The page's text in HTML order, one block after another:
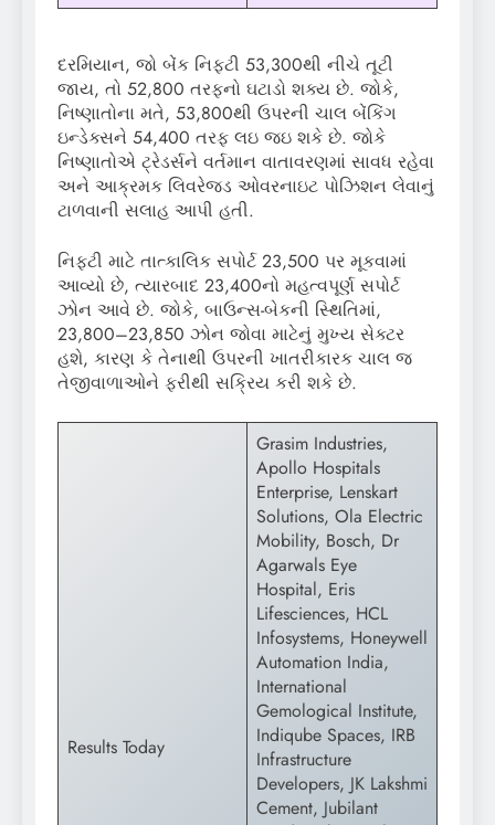
દરમિયાન, જો બેંક નિફ્ટી 53,300થી નીચે તૂટી
જાય, તો 52,800 તરફનો ઘટાડો શક્ય છે. જોકે,
નિષ્ણાતોના મતે, 53,800થી ઉપરની ચાલ બેંકિંગ
ઇન્ડેક્સને 54,400 તરફ લઇ જઇ શકે છે. જોકે
નિષ્ણાતોએ ટ્રેડર્સને વર્તમાન વાતાવરણમાં સાવધ રહેવા
અને આક્રમક લિવરેજ્ડ ઓવરનાઇટ પોઝિશન લેવાનું
ટાળવાની સલાહ આપી હતી.
નિફ્ટી માટે તાત્કાલિક સપોર્ટ 23,500 પર મૂકવામાં
આવ્યો છે, ત્યારબાદ 23,400નો મહત્વપૂર્ણ સપોર્ટ
ઝોન આવે છે. જોકે, બાઉન્સ-બેકની સ્થિતિમાં,
23,800–23,850 ઝોન જોવા માટેનું મુખ્ય સેક્ટર
હશે, કારણ કે તેનાથી ઉપરની ખાતરીકારક ચાલ જ
તેજીવાળાઓને ફરીથી સક્રિય કરી શકે છે.
Results Today
Grasim Industries,
Apollo Hospitals
Enterprise, Lenskart
Solutions, Ola Electric
Mobility, Bosch, Dr
Agarwals Eye
Hospital, Eris
Lifesciences, HCL
Infosystems, Honeywell
Automation India,
International
Gemological Institute,
Indiqube Spaces, IRB
Infrastructure
Developers, JK Lakshmi
Cement, Jubilant